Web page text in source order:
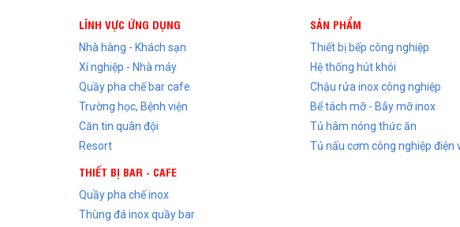
LĨNH VỰC ỨNG DỤNG
Nhà hàng - Khách sạn
Xí nghiệp - Nhà máy
Quầy pha chế bar cafe
Trường học, Bệnh viện
Căn tin quân đội
Resort
THIẾT BỊ BAR - CAFE
Quầy pha chế inox
Thùng đá inox quầy bar
SẢN PHẨM
Thiết bị bếp công nghiệp
Hệ thống hút khói
Chậu rửa inox công nghiệp
Bể tách mỡ - Bẫy mỡ inox
Tủ hâm nóng thức ăn
Tủ nấu cơm công nghiệp điện